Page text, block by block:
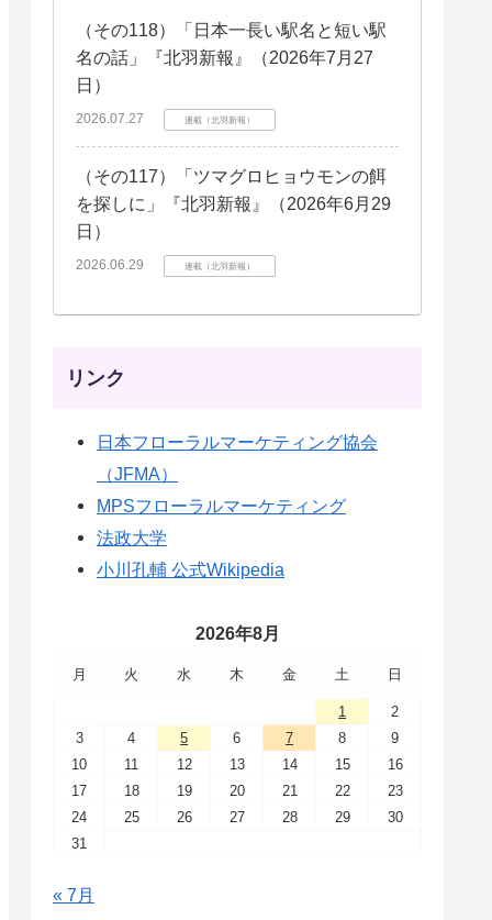
（その118）「日本一長い駅名と短い駅
名の話」『北羽新報』（2026年7月27
日）
2026.07.27 連載（北羽新報）
（その117）「ツマグロヒョウモンの餌
を探しに」『北羽新報』（2026年6月29
日）
2026.06.29 連載（北羽新報）
リンク
日本フローラルマーケティング協会
（JFMA）
MPSフローラルマーケティング
法政大学
小川孔輔 公式Wikipedia
2026年8月
月 火 水 木 金 土 日
1
2
3
4 5 6 7 8
9
10
11 12 13 14 15
16
17
18 19 20 21 22
23
24
25 26 27 28 29
30
31
« 7月